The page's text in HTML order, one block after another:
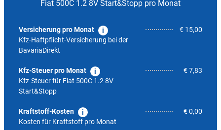
Fiat 500C 1.2 8V Start&Stopp pro Monat
Versicherung pro Monat
Kfz-Haftpflicht-Versicherung bei der
BavariaDirekt
€ 15,00
Kfz-Steuer pro Monat
Kfz-Steuer für Fiat 500C 1.2 8V
Start&Stopp
€ 7,83
Kraftstoff-Kosten
Kosten für Kraftstoff pro Monat
€ 0,00